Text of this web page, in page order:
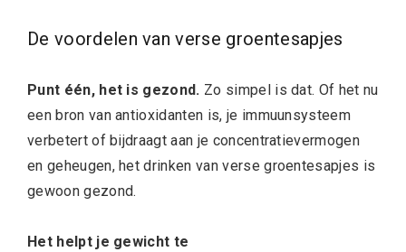
De voordelen van verse groentesapjes
Punt één, het is gezond. Zo simpel is dat. Of het nu
een bron van antioxidanten is, je immuunsysteem
verbetert of bijdraagt aan je concentratievermogen
en geheugen, het drinken van verse groentesapjes is
gewoon gezond.
Het helpt je gewicht te